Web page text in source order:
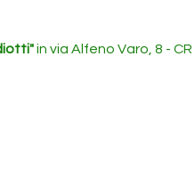
in via Alfeno Varo, 8 - CR